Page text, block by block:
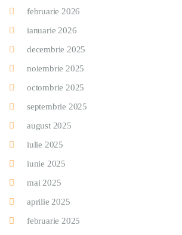
februarie 2026
ianuarie 2026
decembrie 2025
noiembrie 2025
octombrie 2025
septembrie 2025
august 2025
iulie 2025
iunie 2025
mai 2025
aprilie 2025
februarie 2025